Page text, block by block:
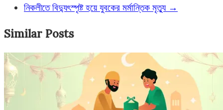
নিকলীতে বিদ্যুৎস্পৃষ্ট হয়ে যুবকের মর্মান্তিক মৃত্যু →
Similar Posts